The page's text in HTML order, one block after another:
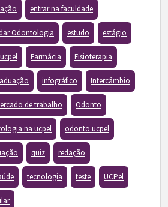
entrar na faculdade
Odontologia estudo estágio
Farmácia Fisioterapia
infográfico Intercâmbio
de trabalho Odonto
na ucpel odonto ucpel
quiz redação
tecnologia teste UCPel